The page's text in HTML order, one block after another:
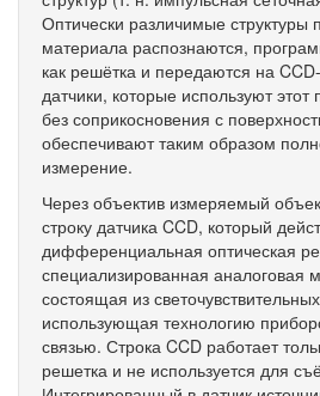
Оптически различимые структуры
материала распознаются,
как решётка и передаются на
датчики, которые используют
без соприкосновения с
обеспечивают таким образом
измерение.
Через объектив измеряемый
строку датчика CCD, который
дифференциальная оптическая
специализированная аналоговая
состоящая из
использующая технологию
связью. Строка CCD работает
решетка и не используется для